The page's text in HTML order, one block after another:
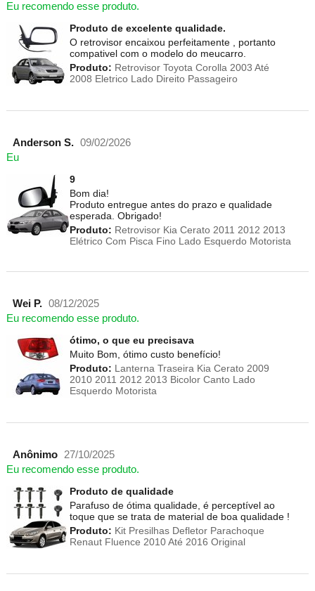
Eu recomendo esse produto.
Produto de excelente qualidade.
O retrovisor encaixou perfeitamente , portanto
compativel com o modelo do meucarro.
Produto: Retrovisor Toyota Corolla 2003 Até
2008 Eletrico Lado Direito Passageiro
Anderson S. 09/02/2026
Eu
9
Bom dia!
Produto entregue antes do prazo e qualidade
esperada. Obrigado!
Produto: Retrovisor Kia Cerato 2011 2012 2013
Elétrico Com Pisca Fino Lado Esquerdo Motorista
Wei P. 08/12/2025
Eu recomendo esse produto.
ótimo, o que eu precisava
Muito Bom, ótimo custo benefício!
Produto: Lanterna Traseira Kia Cerato 2009
2010 2011 2012 2013 Bicolor Canto Lado
Esquerdo Motorista
Anônimo
27/10/2025
Eu recomendo esse produto.
Produto de qualidade
Parafuso de ótima qualidade, é perceptível ao
toque que se trata de material de boa qualidade !
Produto: Kit Presilhas Defletor Parachoque
Renaut Fluence 2010 Até 2016 Original